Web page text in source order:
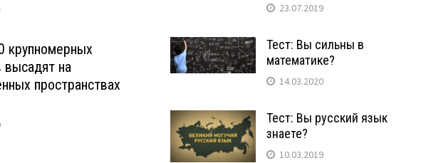
крупномерных
на
пространствах
23.07.2019
Тест: Вы сильны в
математике?
14.03.2020
Тест: Вы русский язык
знаете?
10.03.2019